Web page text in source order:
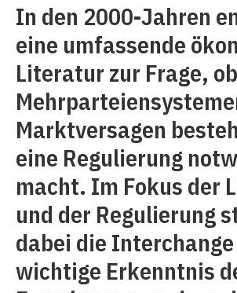
In den 2000-Jahren
eine umfassende
Literatur zur Frage,
Marktversagen
eine Regulierung
macht. Im Fokus der
und der Regulierung
dabei die Interchange
wichtige Erkenntnis